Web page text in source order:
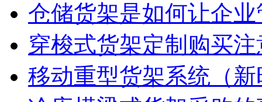
仓储货架是如何让企
穿梭式货架定制购买
移动重型货架系统（